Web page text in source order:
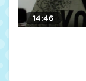
14:46